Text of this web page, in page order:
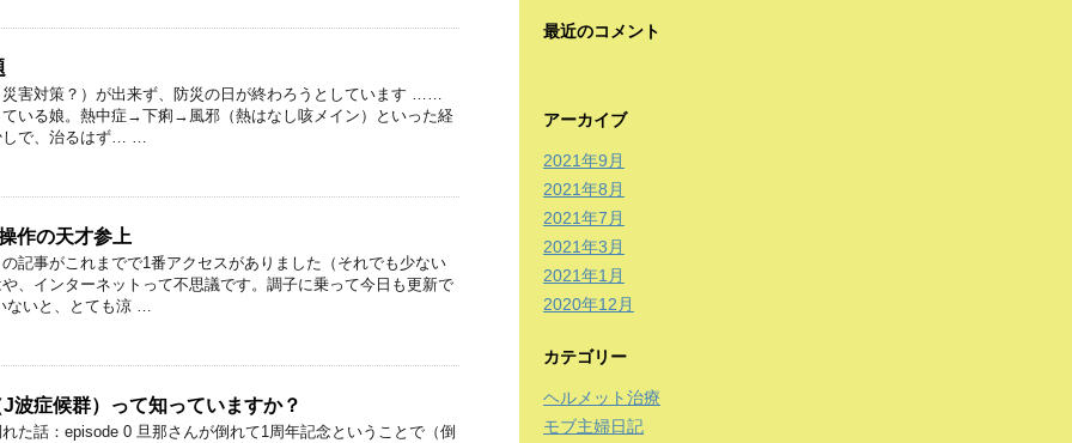
害対策？）が出来ず、防災の日が終わろうとしています ……
いる娘。熱中症→下痢→風邪（熱はなし咳メイン）といった経
しで、治るはず… …
作の天才参上
記事がこれまでで1番アクセスがありました（それでも少ない
、インターネットって不思議です。調子に乗って今日も更新で
ないと、とても涼 …
波症候群）って知っていますか？
た話：episode 0 旦那さんが倒れて1周年記念ということで（倒
最近のコメント
アーカイブ
2021年9月
2021年8月
2021年7月
2021年3月
2021年1月
2020年12月
カテゴリー
ヘルメット治療
モブ主婦日記